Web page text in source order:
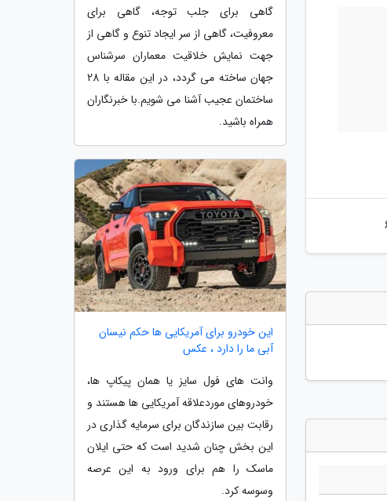
گاهی برای جلب توجه، گاهی برای
معروفیت، گاهی از سر ایجاد تنوع و گاهی از
جهت نمایش خلاقیت معماران سرشناس
جهان ساخته می گردد، در این مقاله با 28
ساختمان عجیب آشنا می شویم.با خبرنگاران
همراه باشید.
این خودرو برای آمریکایی ها حکم نیسان
آبی ما را دارد ، عکس
وانت های فول سایز یا همان پیکاپ ها،
خودروهای موردعلاقه آمریکایی ها هستند و
رقابت بین سازندگان برای سرمایه گذاری در
این بخش چنان شدید است که حتی ایلان
ماسک را هم برای ورود به این عرصه
وسوسه کرد.